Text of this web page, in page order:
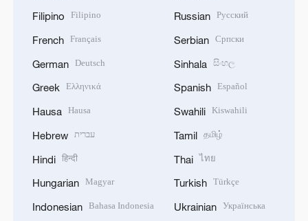
Filipino Filipino
French Français
German Deutsch
Greek Ελληνικά
Hausa Hausa
Hebrew עברית
Hindi हिन्दी
Hungarian Magyar
Indonesian Bahasa Indonesia
Russian Русский
Serbian Српски
Sinhala සිංහල
Spanish Español
Swahili Kiswahili
Tamil தமிழ்
Thai ไทย
Turkish Türkçe
Ukrainian Українська